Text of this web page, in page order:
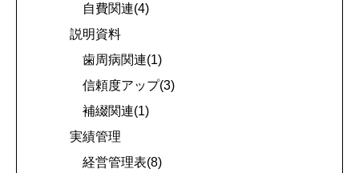
自費関連(4)
説明資料
歯周病関連(1)
信頼度アップ(3)
補綴関連(1)
実績管理
経営管理表(8)